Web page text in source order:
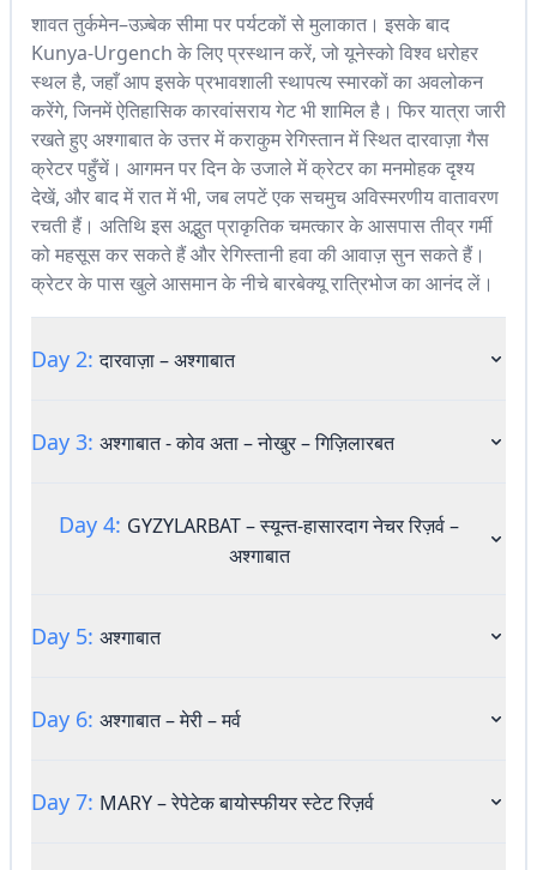
शावत तुर्कमेन–उज़्बेक सीमा पर पर्यटकों से मुलाकात। इसके बाद
Kunya-Urgench के लिए प्रस्थान करें, जो यूनेस्को विश्व धरोहर
स्थल है, जहाँ आप इसके प्रभावशाली स्थापत्य स्मारकों का अवलोकन
करेंगे, जिनमें ऐतिहासिक कारवांसराय गेट भी शामिल है। फिर यात्रा जारी
रखते हुए अश्गाबात के उत्तर में कराकुम रेगिस्तान में स्थित दारवाज़ा गैस
क्रेटर पहुँचें। आगमन पर दिन के उजाले में क्रेटर का मनमोहक दृश्य
देखें, और बाद में रात में भी, जब लपटें एक सचमुच अविस्मरणीय वातावरण
रचती हैं। अतिथि इस अद्भुत प्राकृतिक चमत्कार के आसपास तीव्र गर्मी
को महसूस कर सकते हैं और रेगिस्तानी हवा की आवाज़ सुन सकते हैं।
क्रेटर के पास खुले आसमान के नीचे बारबेक्यू रात्रिभोज का आनंद लें।
Day 2:दारवाज़ा – अश्गाबात
नाश्ते के बाद सुबह जल्दी अश्गाबात वापस जाने के लिए प्रस्थान करें।
Day 3: अश्गाबात - कोव अता – नोखुर – गिज़िलारबत
Day 4: GYZYLARBAT – स्यून्त-हासारदाग नेचर रिज़र्व –
अश्गाबात
Day 5: अश्गाबात
Day 6: अश्गाबात – मेरी – मर्व
Day 7: MARY – रेपेटेक बायोस्फीयर स्टेट रिज़र्व